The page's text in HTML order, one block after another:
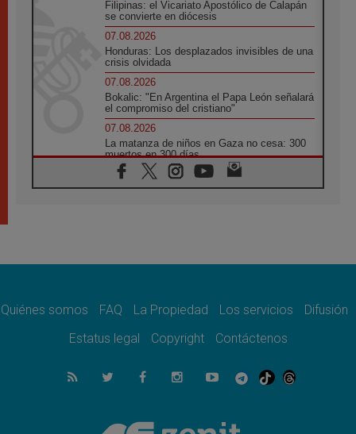
Filipinas: el Vicariato Apostólico de Calapán
se convierte en diócesis
07.08.2026
Honduras: Los desplazados invisibles de una
crisis olvidada
07.08.2026
Bokalic: "En Argentina el Papa León señalará
el compromiso del cristiano"
07.08.2026
La matanza de niños en Gaza no cesa: 300
muertos en 300 días
07.08.2026
Tagle: La guerra desfigura el mundo, solo la
como misión al servicio del Evangelio
SIGNIS 2026, dar voz a las religiosas en el
07.08.2026
Lanzan un proyecto de empoderamiento
Programa oficial del Viaje Apostólico del
Quiénes somos FAQ La Propiedad Los servicios
Difusión
Estatus legal
Copyright Contáctenos